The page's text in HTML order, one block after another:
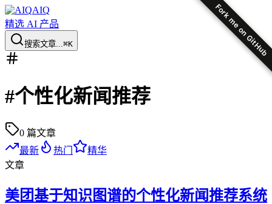
Fork me on GitHub
AIQ
精选 AI 产品
搜索文章...⌘K
#个性化新闻推荐
0 篇文章
最新
热门
精华
文章
美团基于知识图谱的个性化新闻推荐系统